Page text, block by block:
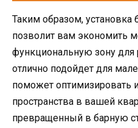
Таким образом, установка
позволит вам экономить
функциональную зону для
отлично подойдет для
поможет оптимизировать
пространства в вашей
превращенный в барную